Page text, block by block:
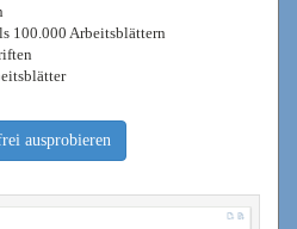
100.000 Arbeitsblättern
ausprobieren